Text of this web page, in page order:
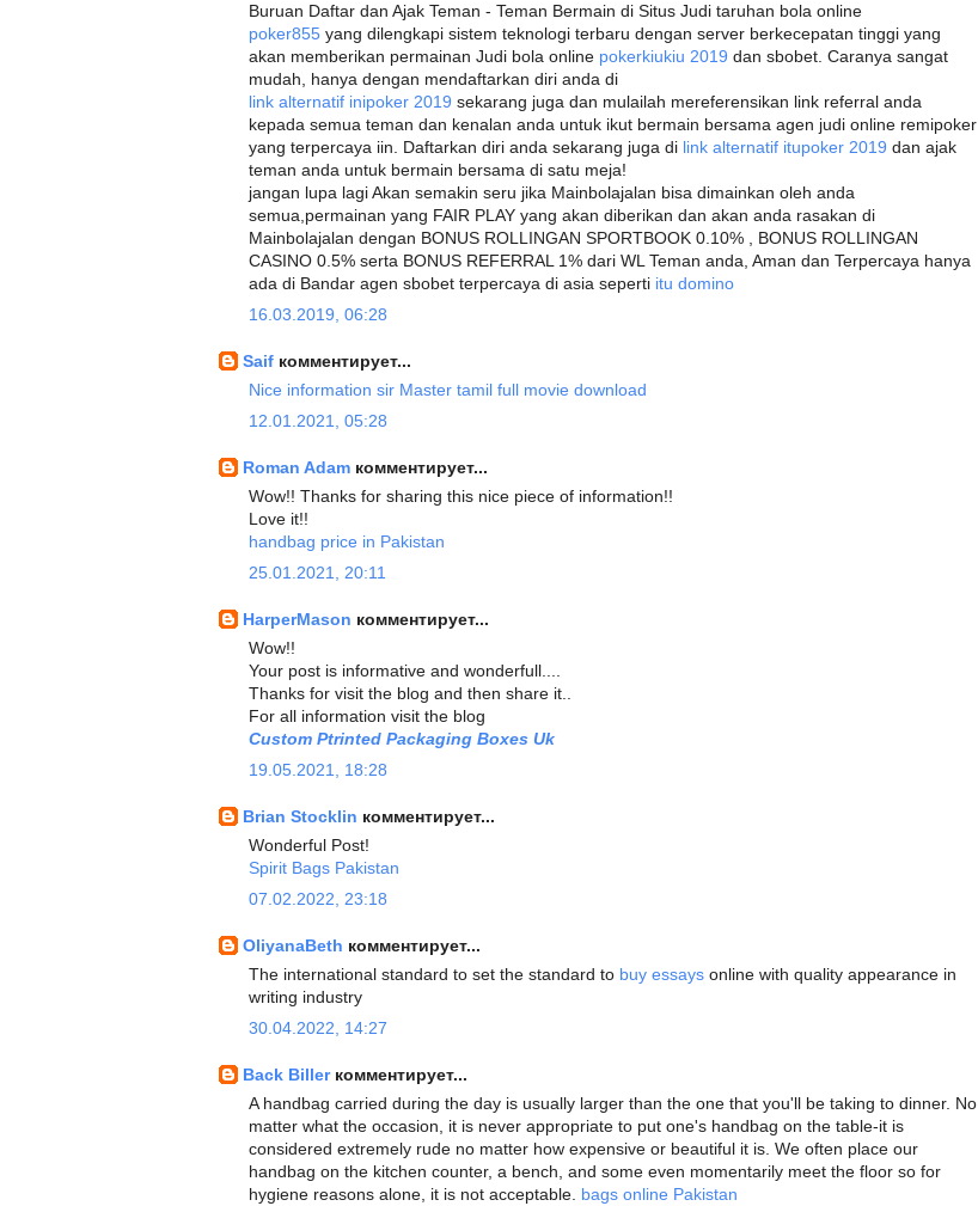
Buruan Daftar dan Ajak Teman - Teman Bermain di Situs Judi taruhan bola online
poker855 yang dilengkapi sistem teknologi terbaru dengan server berkecepatan tinggi yang
akan memberikan permainan Judi bola online pokerkiukiu 2019 dan sbobet. Caranya sangat
mudah, hanya dengan mendaftarkan diri anda di
link alternatif inipoker 2019 sekarang juga dan mulailah mereferensikan link referral anda
kepada semua teman dan kenalan anda untuk ikut bermain bersama agen judi online remipoker
yang terpercaya iin. Daftarkan diri anda sekarang juga di link alternatif itupoker 2019 dan ajak
teman anda untuk bermain bersama di satu meja!
jangan lupa lagi Akan semakin seru jika Mainbolajalan bisa dimainkan oleh anda
semua,permainan yang FAIR PLAY yang akan diberikan dan akan anda rasakan di
Mainbolajalan dengan BONUS ROLLINGAN SPORTBOOK 0.10% , BONUS ROLLINGAN
CASINO 0.5% serta BONUS REFERRAL 1% dari WL Teman anda, Aman dan Terpercaya hanya
ada di Bandar agen sbobet terpercaya di asia seperti itu domino
16.03.2019, 06:28
Saif комментирует...
Nice information sir Master tamil full movie download
12.01.2021, 05:28
Roman Adam комментирует...
Wow!! Thanks for sharing this nice piece of information!!
Love it!!
handbag price in Pakistan
25.01.2021, 20:11
HarperMason комментирует...
Wow!!
Your post is informative and wonderfull....
Thanks for visit the blog and then share it..
For all information visit the blog
Custom Ptrinted Packaging Boxes Uk
19.05.2021, 18:28
Brian Stocklin комментирует...
Wonderful Post!
Spirit Bags Pakistan
07.02.2022, 23:18
OliyanaBeth комментирует...
The international standard to set the standard to buy essays online with quality appearance in
writing industry
30.04.2022, 14:27
Back Biller комментирует...
A handbag carried during the day is usually larger than the one that you'll be taking to dinner. No
matter what the occasion, it is never appropriate to put one's handbag on the table-it is
considered extremely rude no matter how expensive or beautiful it is. We often place our
handbag on the kitchen counter, a bench, and some even momentarily meet the floor so for
hygiene reasons alone, it is not acceptable. bags online Pakistan